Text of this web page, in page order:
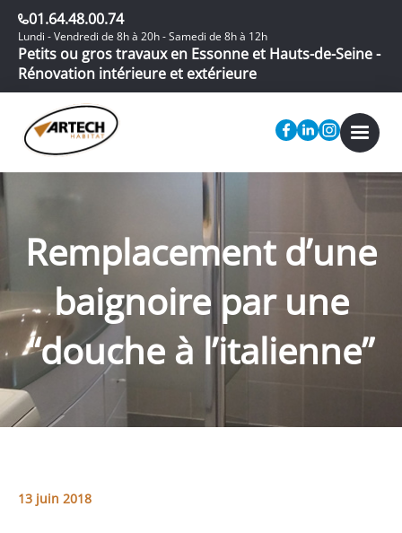
01.64.48.00.74
Lundi - Vendredi de 8h à 20h - Samedi de 8h à 12h
Petits ou gros travaux en Essonne et Hauts-de-Seine -
Rénovation intérieure et extérieure
Remplacement d’une
baignoire par une
“douche à l’italienne”
13 juin 2018